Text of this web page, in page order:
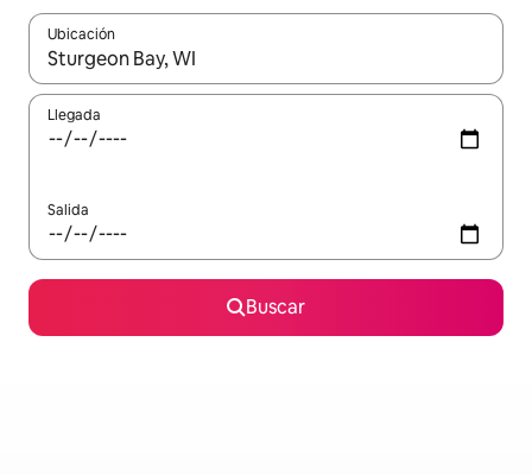
Ubicación
Cuando los resultados estén disponibles, podrás navegar
Llegada
Salida
Buscar